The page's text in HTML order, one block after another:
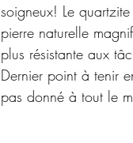
soigneux! Le
pierre naturelle
plus résistante aux
Dernier point à tenir
pas donné à tout le